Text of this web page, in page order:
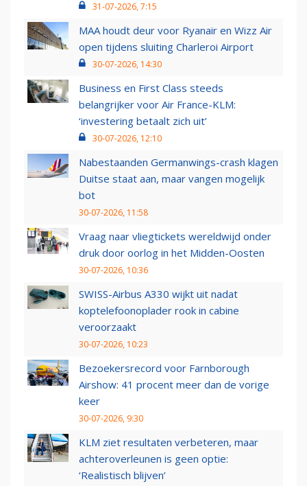
31-07-2026, 7:15
MAA houdt deur voor Ryanair en Wizz Air
open tijdens sluiting Charleroi Airport
30-07-2026, 14:30
Business en First Class steeds
belangrijker voor Air France-KLM:
‘investering betaalt zich uit’
30-07-2026, 12:10
Nabestaanden Germanwings-crash klagen
Duitse staat aan, maar vangen mogelijk
bot
30-07-2026, 11:58
Vraag naar vliegtickets wereldwijd onder
druk door oorlog in het Midden-Oosten
30-07-2026, 10:36
SWISS-Airbus A330 wijkt uit nadat
koptelefoonoplader rook in cabine
veroorzaakt
30-07-2026, 10:23
Bezoekersrecord voor Farnborough
Airshow: 41 procent meer dan de vorige
keer
30-07-2026, 9:30
KLM ziet resultaten verbeteren, maar
achteroverleunen is geen optie:
‘Realistisch blijven’